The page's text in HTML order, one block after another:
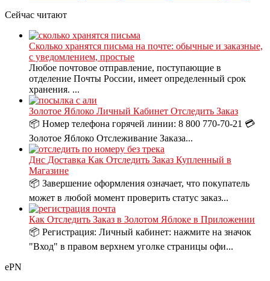
Сейчас читают
Сколько хранятся письма на почте: обычные и заказные,
с уведомлением, простые
Любое почтовое отправление, поступающие в
отделение Почты России, имеет определенный срок
хранения. ...
Золотое Яблоко Личный Кабинет Отследить Заказ
📦 Номер телефона горячей линии: 8 800 770-70-21 💳
Золотое Яблоко Отслеживание Заказа...
Днс Доставка Как Отследить Заказ Купленный в
Магазине
📦 Завершение оформления означает, что покупатель
может в любой момент проверить статус заказ...
Как Отследить Заказ в Золотом Яблоке в Приложении
📦 Регистрация: Личный кабинет: нажмите на значок
"Вход" в правом верхнем уголке страницы офи...
ePN